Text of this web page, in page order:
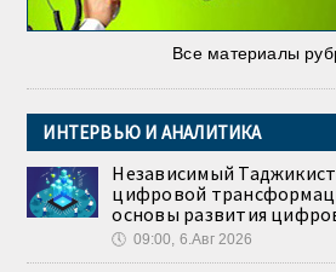
Все материалы
ИНТЕРВЬЮ И АНАЛИТИКА
Независимый
цифровой
основы развития
🕔 09:00, 6.Авг 2026